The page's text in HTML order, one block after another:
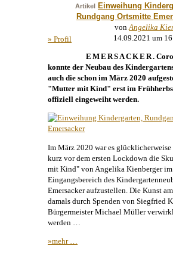
Artikel Einweihung
Rundgang Ortsmitte
von Angelika
» Profil
14.09.2021 um
EMERSACKER.
konnte der Neubau des
auch die schon im März 2020
"Mutter mit Kind" erst im
offiziell eingeweiht werden.
Im März 2020 war es
kurz vor dem ersten Lockdown die
mit Kind" von Angelika Kienbergerim
Eingangsbereich des
Emersacker aufzustellen. Die Kunst
damals durch Spenden von Siegfried
Bürgermeister Michael Müller
werden …
»mehr …